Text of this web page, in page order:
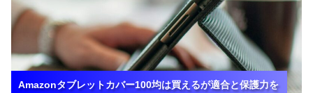
Amazonタブレットカバー100均は買えるが適合と保護力を
Amazonタブレットカバー100均は買えるが適合と保護力を
Amazonタブレットカバー100均は買えるが適合と保護力を